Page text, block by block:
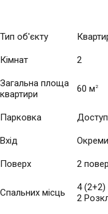
Тип об'єкту
Кімнат 2
Загальна площа
квартири
60 м 2
Парковка
Вхід
Поверх 2
Спальних місць
4 (2+2)
2